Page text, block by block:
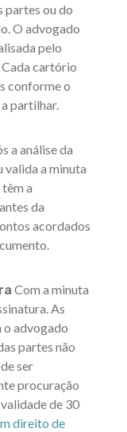
partes ou do
O advogado
pelo
cartório
conforme o
partilhar.
a análise da
valida a minuta
a
da
acordados
Com a minuta
As
advogado
partes não
ser
procuração
de 30
direito de